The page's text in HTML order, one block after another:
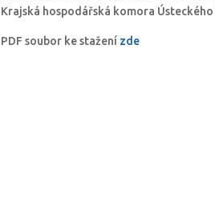
Krajská hospodářská komora
PDF soubor ke stažení zde